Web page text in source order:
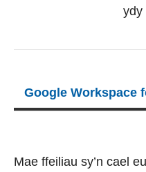
ydy
Google Workspace
Mae ffeiliau sy’n cael